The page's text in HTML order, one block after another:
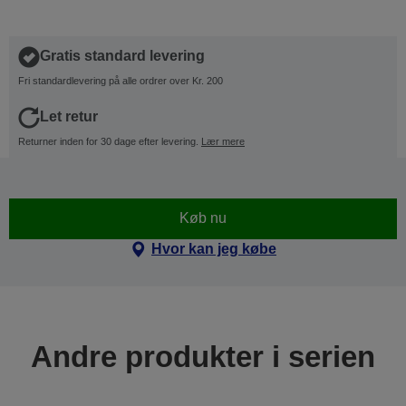
Gratis standard levering
Fri standardlevering på alle ordrer over Kr. 200
Let retur
Returner inden for 30 dage efter levering. Lær mere
Køb nu
Hvor kan jeg købe
Andre produkter i serien